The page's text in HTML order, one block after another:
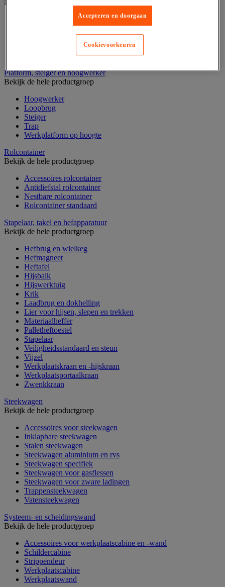
Bekijk de hele productgroep
Elektrische pallettruck
Handpallettruck
Hoogheffende pallettruck
Pallettruck met weegsysteem
Platform, steiger en hoogwerker
Bekijk de hele productgroep
Hoogwerker
Loopbrug
Steiger
Trap
Werkplatform op hoogte
Rolcontainer
Bekijk de hele productgroep
Accessoires rolcontainer
Antidiefstal rolcontainer
Nestbare rolcontainer
Rolcontainer standaard
Stapelaar, takel en hefapparatuur
Bekijk de hele productgroep
Hefbrug en wielkeg
Hefmagneet
Heftafel
Hijsbalk
Hijswerktuig
Krik
Laadbrug en dokhelling
Lier voor hijsen, slepen en trekken
Materiaalheffer
Palletheftoestel
Stapelaar
Veiligheidsstandaard en steun
Vijzel
Werkplaatskraan en -hijskraan
Werkplaatsportaalkraan
Zwenkkraan
Steekwagen
Bekijk de hele productgroep
Accessoires voor steekwagen
Inklapbare steekwagen
Stalen steekwagen
Steekwagen aluminium en rvs
Steekwagen specifiek
Steekwagen voor gasflessen
Steekwagen voor zware ladingen
Trappensteekwagen
Vatensteekwagen
Systeem- en scheidingswand
Bekijk de hele productgroep
Accessoires voor werkplaatscabine en -wand
Schildercabine
Strippendeur
Werkplaatscabine
Werkplaatswand
Accepteren en doorgaan
Cookievoorkeuren